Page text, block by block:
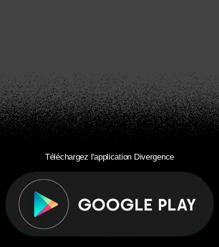
Téléchargez l'application Divergence